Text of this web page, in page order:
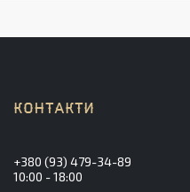
+380 (93) 479-34-89
10:00 - 18:00